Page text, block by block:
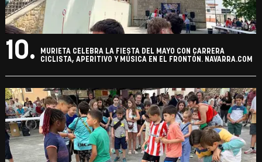
10.
MURIETA CELEBRA LA FIESTA DEL MAYO CON CARRERA
CICLISTA, APERITIVO Y MÚSICA EN EL FRONTÓN. NAVARRA.COM